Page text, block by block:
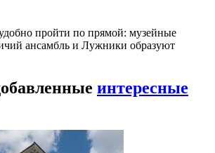
пройти по прямой: музейные
ансамбль и Лужники образуют
интересные